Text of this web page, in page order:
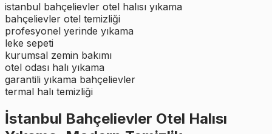
istanbul bahçelievler otel halısı yıkama
bahçelievler otel temizliği
profesyonel yerinde yıkama
leke sepeti
kurumsal zemin bakımı
otel odası halı yıkama
garantili yıkama bahçelievler
termal halı temizliği
İstanbul Bahçelievler Otel Halısı